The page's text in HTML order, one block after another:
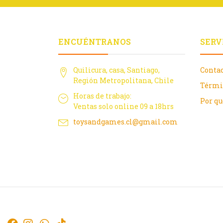
ENCUÉNTRANOS
Quilicura, casa, Santiago,
Región Metropolitana, Chile
Horas de trabajo:
Ventas solo online 09 a 18hrs
toysandgames.cl@gmail.com
Por